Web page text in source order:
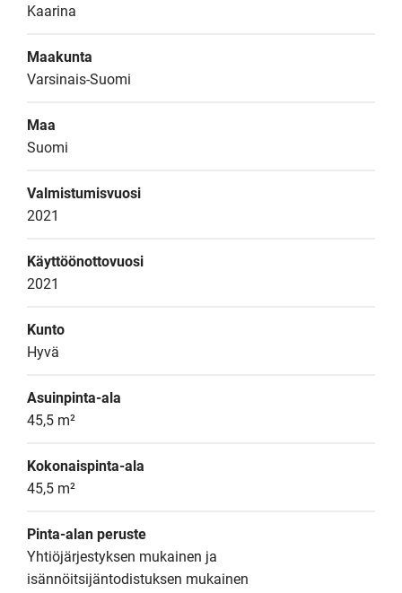
Kaarina
Maakunta
Varsinais-Suomi
Maa
Suomi
Valmistumisvuosi
2021
Käyttöönottovuosi
2021
Kunto
Hyvä
Asuinpinta-ala
45,5 m²
Kokonaispinta-ala
45,5 m²
Pinta-alan peruste
Yhtiöjärjestyksen mukainen ja
isännöitsijäntodistuksen mukainen